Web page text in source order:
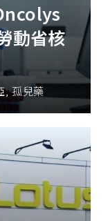
動省核
, 孤兒藥